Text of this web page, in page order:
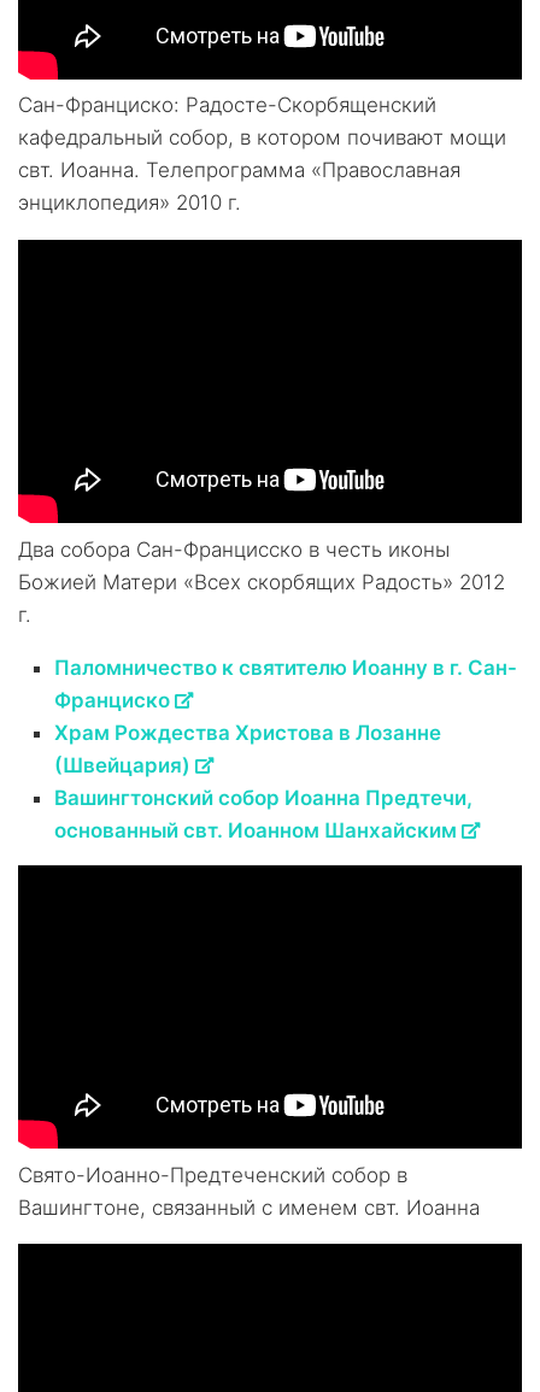
Сан-Франциско: Радосте-Скорбященский
кафедральный собор, в котором почивают мощи
свт. Иоанна. Телепрограмма «Православная
энциклопедия» 2010 г.
Два собора Сан-Францисско в честь иконы
Божией Матери «Всех скорбящих Радость» 2012
г.
Паломничество к святителю Иоанну в г. Сан-
Франциско
Храм Рождества Христова в Лозанне
(Швейцария)
Вашингтонский собор Иоанна Предтечи,
основанный свт. Иоанном Шанхайским
Свято-Иоанно-Предтеченский собор в
Вашингтоне, связанный с именем свт. Иоанна